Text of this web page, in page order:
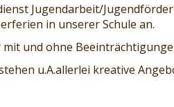
Jugendarbeit/
in unserer Schule an.
mit und ohne
u.A.allerlei kreative